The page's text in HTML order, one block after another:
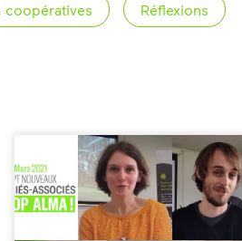
coopératives Réflexions